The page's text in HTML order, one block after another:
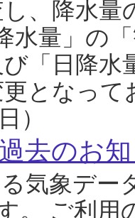
、降水
水量」の
「日降
となっ
）
去のお
気象デー
。 ご利用